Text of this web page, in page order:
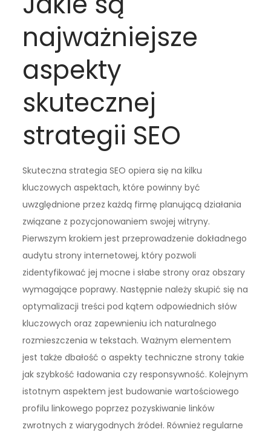
najważniejsze
aspekty
skutecznej
strategii SEO
Skuteczna strategia SEO opiera się na kilku
kluczowych aspektach, które powinny być
uwzględnione przez każdą firmę planującą działania
związane z pozycjonowaniem swojej witryny.
Pierwszym krokiem jest przeprowadzenie dokładnego
audytu strony internetowej, który pozwoli
zidentyfikować jej mocne i słabe strony oraz obszary
wymagające poprawy. Następnie należy skupić się na
optymalizacji treści pod kątem odpowiednich słów
kluczowych oraz zapewnieniu ich naturalnego
rozmieszczenia w tekstach. Ważnym elementem
jest także dbałość o aspekty techniczne strony takie
jak szybkość ładowania czy responsywność. Kolejnym
istotnym aspektem jest budowanie wartościowego
profilu linkowego poprzez pozyskiwanie linków
zwrotnych z wiarygodnych źródeł. Również regularne